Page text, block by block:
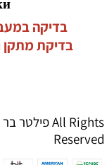
בדיקה
בדיקת מתקן
Reserved